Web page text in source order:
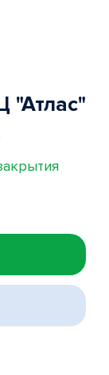
"Атлас"